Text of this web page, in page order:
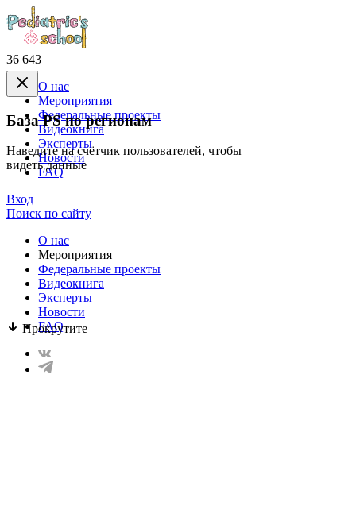
36 643
База PS по регионам
Наведите на счётчик пользователей, чтобы
видеть данные
Прокрутите
О нас
Mероприятия
Федеральные проекты
Видеокнига
Эксперты
Новости
FAQ
Вход
Поиск по сайту
О нас
Mероприятия
Федеральные проекты
Видеокнига
Эксперты
Новости
FAQ